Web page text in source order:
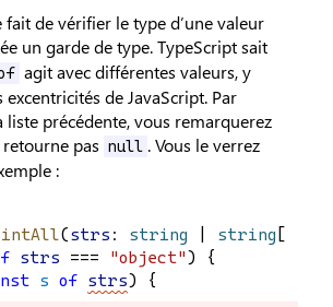
fait de vérifier le type d’une valeur
un garde de type. TypeScript sait
agit avec différentes valeurs, y
de JavaScript. Par
liste précédente, vous remarquerez
retourne pas null . Vous le verrez
:
(strs : string string [] |
strs === "object") {
s of strs) {